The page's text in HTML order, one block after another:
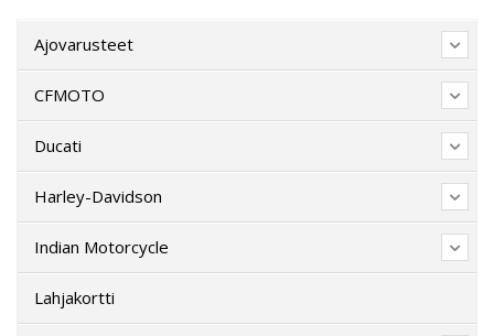
Ajovarusteet
CFMOTO
Ducati
Harley-Davidson
Indian Motorcycle
Lahjakortti